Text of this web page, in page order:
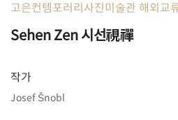
고은컨템포러리사진미술관 해외교
Sehen Zen 시선視禪
작가
Josef Šnobl